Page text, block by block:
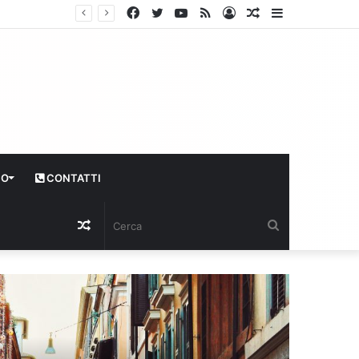
Articolo
Log
RSS
YouTube
Twitter
Facebook
CONTATTI
Articolo
casuale